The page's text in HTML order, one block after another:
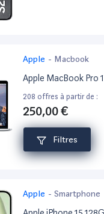
Filtres
Apple - Macbook
Apple MacBook Pro
208 offres à partir de :
250,00 €
Apple - Smartphone